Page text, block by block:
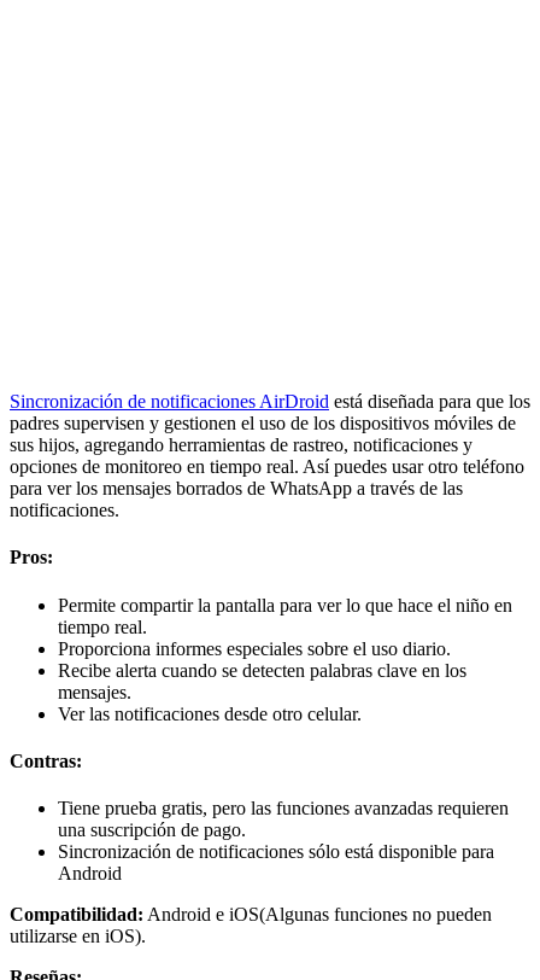
Sincronización de notificaciones AirDroid está diseñada para que los
padres supervisen y gestionen el uso de los dispositivos móviles de
sus hijos, agregando herramientas de rastreo, notificaciones y
opciones de monitoreo en tiempo real. Así puedes usar otro teléfono
para ver los mensajes borrados de WhatsApp a través de las
notificaciones.
Pros:
Permite compartir la pantalla para ver lo que hace el niño en
tiempo real.
Proporciona informes especiales sobre el uso diario.
Recibe alerta cuando se detecten palabras clave en los
mensajes.
Ver las notificaciones desde otro celular.
Contras:
Tiene prueba gratis, pero las funciones avanzadas requieren
una suscripción de pago.
Sincronización de notificaciones sólo está disponible para
Android
Compatibilidad: Android e iOS(Algunas funciones no pueden
utilizarse en iOS).